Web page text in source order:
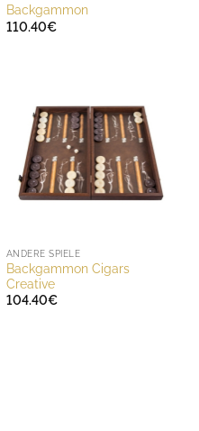
Backgammon
110.40€
ANDERE SPIELE
Backgammon Cigars
Creative
104.40€